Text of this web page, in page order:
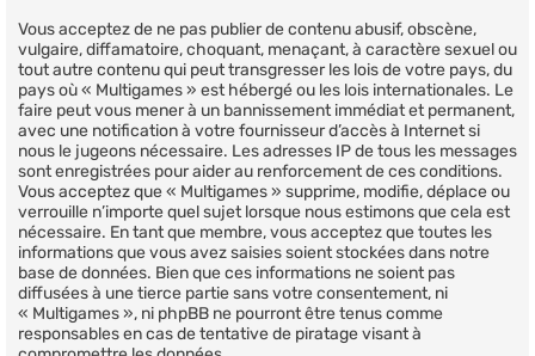
Vous acceptez de ne pas publier de contenu abusif, obscène,
vulgaire, diffamatoire, choquant, menaçant, à caractère sexuel ou
tout autre contenu qui peut transgresser les lois de votre pays, du
pays où « Multigames » est hébergé ou les lois internationales. Le
faire peut vous mener à un bannissement immédiat et permanent,
avec une notification à votre fournisseur d’accès à Internet si
nous le jugeons nécessaire. Les adresses IP de tous les messages
sont enregistrées pour aider au renforcement de ces conditions.
Vous acceptez que « Multigames » supprime, modifie, déplace ou
verrouille n’importe quel sujet lorsque nous estimons que cela est
nécessaire. En tant que membre, vous acceptez que toutes les
informations que vous avez saisies soient stockées dans notre
base de données. Bien que ces informations ne soient pas
diffusées à une tierce partie sans votre consentement, ni
« Multigames », ni phpBB ne pourront être tenus comme
responsables en cas de tentative de piratage visant à